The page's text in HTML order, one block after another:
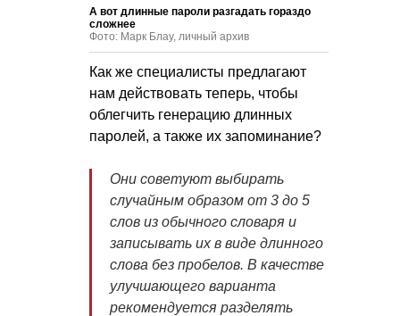
А вот длинные пароли разгадать гораздо
сложнее
Фото: Марк Блау, личный архив
Как же специалисты предлагают
нам действовать теперь, чтобы
облегчить генерацию длинных
паролей, а также их запоминание?
Они советуют выбирать
случайным образом от 3 до 5
слов из обычного словаря и
записывать их в виде длинного
слова без пробелов. В качестве
улучшающего варианта
рекомендуется разделять